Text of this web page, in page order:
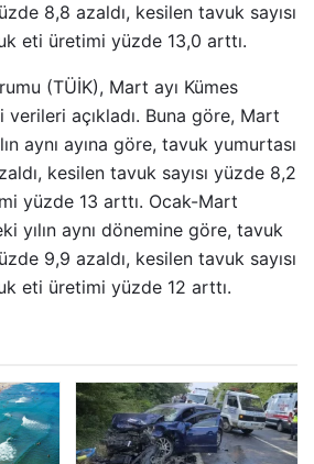
8,8 azaldı, kesilen tavuk sayısı
eti üretimi yüzde 13,0 arttı.
(TÜİK), Mart ayı Kümes
verileri açıkladı. Buna göre, Mart
aynı ayına göre, tavuk yumurtası
kesilen tavuk sayısı yüzde 8,2
yüzde 13 arttı. Ocak-Mart
yılın aynı dönemine göre, tavuk
9,9 azaldı, kesilen tavuk sayısı
eti üretimi yüzde 12 arttı.